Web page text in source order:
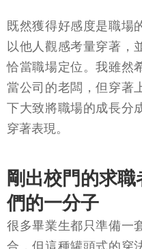
既然獲得好感度是職場
以他人觀感考量穿著，
恰當職場定位。我雖然
當公司的老闆，但穿著
下大致將職場的成長分
穿著表現。
剛出校門的求
們的一分子
很多畢業生都只準備一
合，但這種罐頭式的穿